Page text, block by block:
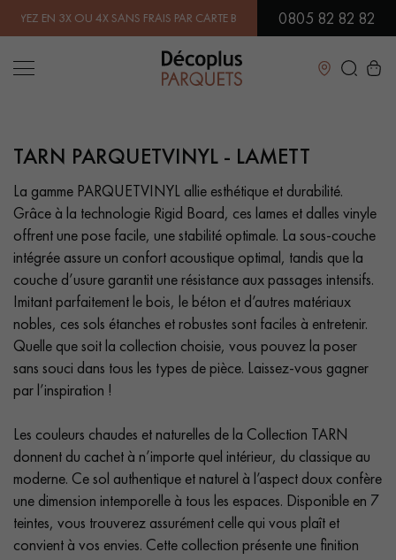
3X OU 4X SANS FRAIS PAR CARTE BANCAIRE. EN SAVOIR PLUS |
0805 82 82 82
Fermer
LES RECHERCHES LES PLUS COURANTES
PARQUET MASSIF
PARQUET CONTRECOLLÉ -
FLOTTANT
SOL PLAQUÉ BOIS VERITABLES PARQUETS À MOTIFS
PARQUET EN BOIS EXOTIQUE PARQUET VERNIS
PARQUET HUILÉ PARQUET EN BOIS BRUT
PARQUET LAMES LARGES XXL PARQUET EN CHÊNE
D'INTÉRIEUR
TARN PARQUETVINYL - LAMETT
La gamme PARQUETVINYL allie esthétique et durabilité.
Grâce à la technologie Rigid Board, ces lames et dalles vinyle
offrent une pose facile, une stabilité optimale. La sous-couche
intégrée assure un confort acoustique optimal, tandis que la
couche d’usure garantit une résistance aux passages intensifs.
Imitant parfaitement le bois, le béton et d’autres matériaux
nobles, ces sols étanches et robustes sont faciles à entretenir.
Quelle que soit la collection choisie, vous pouvez la poser
sans souci dans tous les types de pièce. Laissez-vous gagner
par l’inspiration !
Les couleurs chaudes et naturelles de la Collection TARN
donnent du cachet à n’importe quel intérieur, du classique au
moderne. Ce sol authentique et naturel à l’aspect doux confère
une dimension intemporelle à tous les espaces. Disponible en 7
teintes, vous trouverez assurément celle qui vous plaît et
convient à vos envies. Cette collection présente une finition